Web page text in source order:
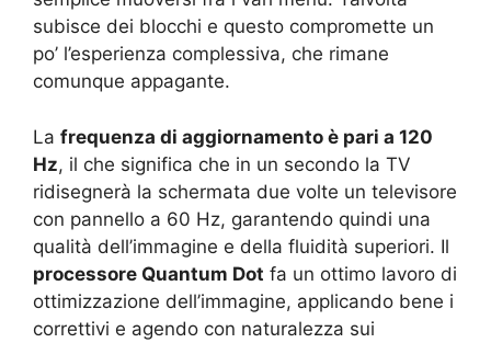
subisce dei blocchi e questo compromette un
po’ l’esperienza complessiva, che rimane
comunque appagante.
La frequenza di aggiornamento è pari a 120
Hz, il che significa che in un secondo la TV
ridisegnerà la schermata due volte un televisore
con pannello a 60 Hz, garantendo quindi una
qualità dell’immagine e della fluidità superiori. Il
processore Quantum Dot fa un ottimo lavoro di
ottimizzazione dell’immagine, applicando bene i
correttivi e agendo con naturalezza sui